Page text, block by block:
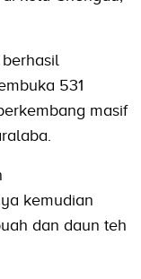
531
masif
kemudian
dan daun teh